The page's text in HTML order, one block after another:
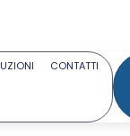
CONTATTI